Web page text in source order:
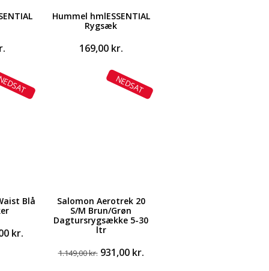
Hummel hmlESSENTIAL
Rygsæk
169,00 kr.
Blå
kr.Den
NEDSAT
Salomon Aerotrek 20
S/M Brun/Grøn
Dagtursrygsække 5-30
ltr
1.149,00kr. Den
931,00 kr.Den